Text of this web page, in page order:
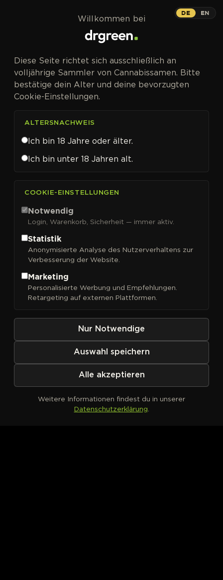
Seedsman
Sortieren nach
Kein Produkt definiert
DE EN
Willkommen bei
Diese Seite richtet sich ausschließlich an
volljährige Sammler von Cannabissamen. Bitte
bestätige dein Alter und deine bevorzugten
Cookie-Einstellungen.
ALTERSNACHWEIS
Ich bin 18 Jahre oder älter.
Ich bin unter 18 Jahren alt.
COOKIE-EINSTELLUNGEN
Notwendig
Login, Warenkorb, Sicherheit — immer aktiv.
Statistik
Anonymisierte Analyse des Nutzerverhaltens zur
Verbesserung der Website.
Marketing
Personalisierte Werbung und Empfehlungen.
Retargeting auf externen Plattformen.
Nur Notwendige
Auswahl speichern
Alle akzeptieren
Weitere Informationen findest du in unserer
Datenschutzerklärung